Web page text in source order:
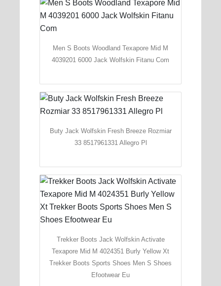
Men S Boots Woodland Texapore Mid M
4039201 6000 Jack Wolfskin Fitanu Com
Buty Jack Wolfskin Fresh Breeze Rozmiar
33 8517961331 Allegro Pl
Trekker Boots Jack Wolfskin Activate
Texapore Mid M 4024351 Burly Yellow Xt
Trekker Boots Sports Shoes Men S Shoes
Efootwear Eu